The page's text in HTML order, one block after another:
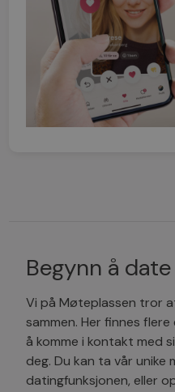
Begynn å
Vi på Møteplassen tror
sammen. Her finnes
å komme i kontakt med
deg. Du kan ta vår
datingfunksjonen, eller